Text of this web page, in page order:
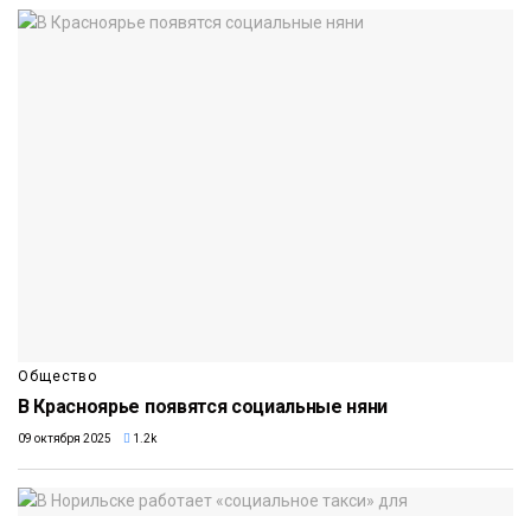
Общество
В Красноярье появятся социальные няни
09 октября 2025 1.2k